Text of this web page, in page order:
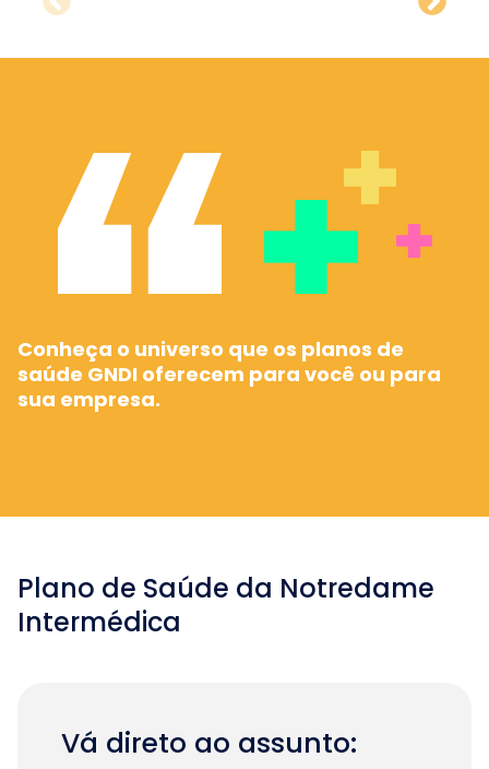
Conheça o universo que os planos de
saúde GNDI oferecem para você ou para
sua empresa.
Plano de Saúde da Notredame
Intermédica
Vá direto ao assunto: